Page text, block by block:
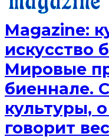
Magazine:
искусство
Мировые
биеннале.
культуры,
говорит